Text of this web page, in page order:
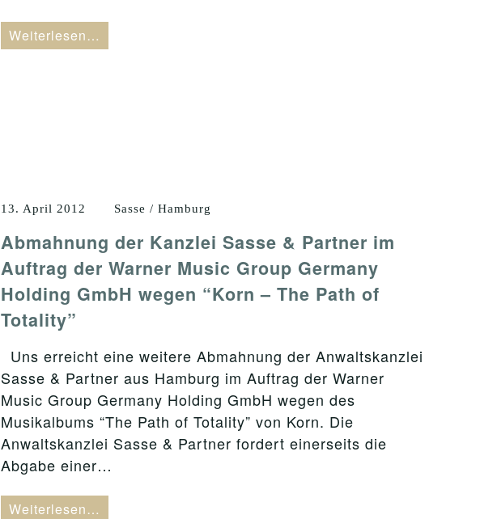
Weiterlesen…
13. April 2012 Sasse / Hamburg
Abmahnung der Kanzlei Sasse & Partner im
Auftrag der Warner Music Group Germany
Holding GmbH wegen “Korn – The Path of
Totality”
Uns erreicht eine weitere Abmahnung der Anwaltskanzlei
Sasse & Partner aus Hamburg im Auftrag der Warner
Music Group Germany Holding GmbH wegen des
Musikalbums “The Path of Totality” von Korn. Die
Anwaltskanzlei Sasse & Partner fordert einerseits die
Abgabe einer…
Weiterlesen…